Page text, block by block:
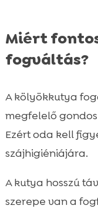
Miért
fogváltás?
A kölyökkutya
megfelelő
Ezért oda kell
szájhigiéniájára.
A kutya hosszú
szerepe van a